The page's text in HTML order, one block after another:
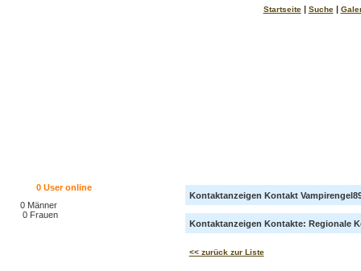
Startseite | Suche |
0User online
0 Männer
0 Frauen
Kontaktanzeigen Kontakt
Kontaktanzeigen Kontakte: Regionale
<< zurück zur Liste